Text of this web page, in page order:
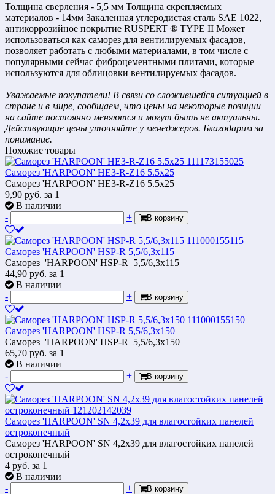
Толщина сверления - 5,5 мм Толщина скрепляемых
материалов - 14мм Закаленная углеродистая сталь SAE 1022,
антикоррозийное покрытие RUSPERT ® TYPE II Может
использоваться как саморез для вентилируемых фасадов,
позволяет работать с любыми материалами, в том числе с
популярными сейчас фиброцементными плитами, которые
используются для облицовки вентилируемых фасадов.
Уважаемые покупатели! В связи со сложившейся ситуацией в
стране и в мире, сообщаем, что цены на некоторые позиции
на сайте постоянно меняются и могут быть не актуальны.
Действующие цены уточняйте у менеджеров. Благодарим за
понимание.
Похожие товары
Саморез 'HARPOON' НЕ3-R-Z16 5.5x25
Саморез 'HARPOON' НЕ3-R-Z16 5.5x25
9,90 руб. за 1
В наличии
-
+ В корзину
Саморез 'HARPOON' HSP-R 5,5/6,3x115
Саморез 'HARPOON' HSP-R 5,5/6,3x115
44,90 руб. за 1
В наличии
-
+ В корзину
Саморез 'HARPOON' HSP-R 5,5/6,3x150
Саморез 'HARPOON' HSP-R 5,5/6,3x150
65,70 руб. за 1
В наличии
-
+ В корзину
Саморез 'HARPOON' SN 4,2х39 для влагостойких панелей
остроконечный
Саморез 'HARPOON' SN 4,2х39 для влагостойких панелей
остроконечный
4 руб. за 1
В наличии
-
+ В корзину